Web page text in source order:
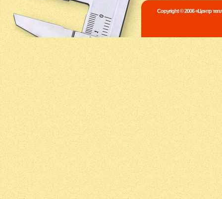
Copyright © 2006 «Центр